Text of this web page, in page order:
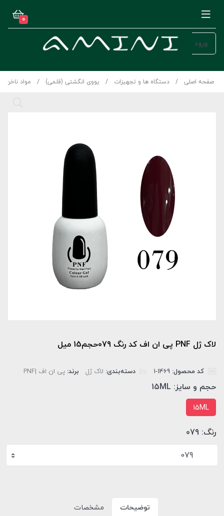
0
ورود
صفحه اصلی دستگاه ها و تجهیزات یووی انگشتی (قلمی) مواد ناخن
لاک ژل PNF پی ان اف کد رنگ 079حجم15 میل
کد محصول: دسته‌بندی: لاک ژل برند: پی ان اف |PNF
حجم و سایز: 15ML
15ML
رنگ: 079
079
توضیحات مشخصات